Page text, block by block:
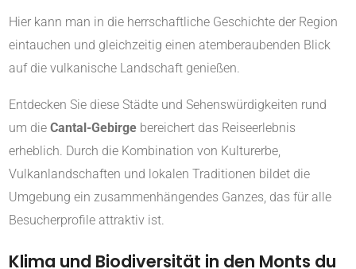
Hier kann man in die herrschaftliche Geschichte der Region
eintauchen und gleichzeitig einen atemberaubenden Blick
auf die vulkanische Landschaft genießen.
Entdecken Sie diese Städte und Sehenswürdigkeiten rund
um die Cantal-Gebirge bereichert das Reiseerlebnis
erheblich. Durch die Kombination von Kulturerbe,
Vulkanlandschaften und lokalen Traditionen bildet die
Umgebung ein zusammenhängendes Ganzes, das für alle
Besucherprofile attraktiv ist.
Klima und Biodiversität in den Monts du